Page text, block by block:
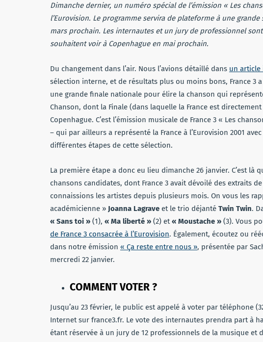
Dimanche dernier, un numéro spécial de l’émission « Les
l’Eurovision. Le programme servira de plateforme à une
mars prochain. Les internautes et un jury de professionnel
souhaitent voir à Copenhague en mai prochain.
Du changement dans l’air. Nous l’avions détaillé dans un article
sélection interne, et de résultats plus ou moins bons, France 3
une grande finale nationale pour élire la chanson qui
Chanson, dont la Finale (dans laquelle la France est
Copenhague. C’est l’émission musicale de France 3 « Les
– qui par ailleurs a représenté la France à l’Eurovision 2001
différentes étapes de cette sélection.
La première étape a donc eu lieu dimanche 26 janvier. C’est là
chansons candidates, dont France 3 avait dévoilé des extraits
connaissions les artistes depuis plusieurs mois. On vous les
académicienne » Joanna Lagrave et le trio déjanté Twin Twin.
« Sans toi » (1), « Ma liberté » (2) et « Moustache » (3). Vous
de France 3 consacrée à l’Eurovision. Également, écoutez ou
dans notre émission « Ça reste entre nous », présentée par
mercredi 22 janvier.
COMMENT VOTER ?
Jusqu’au 23 février, le public est appelé à voter par téléphone
Internet sur france3.fr. Le vote des internautes prendra part à
étant réservée à un jury de 12 professionnels de la musique et